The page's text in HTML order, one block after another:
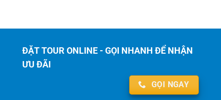
ĐẶT TOUR ONLINE - GỌI NHANH ĐỂ NHẬN
ƯU ĐÃI
GỌI NGAY